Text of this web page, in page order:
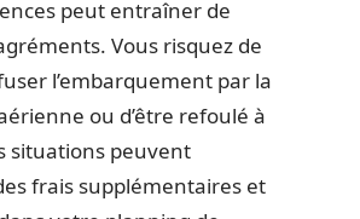
peut entraîner de
Vous risquez de
l’embarquement par la
ou d’être refoulé à
situations peuvent
frais supplémentaires et